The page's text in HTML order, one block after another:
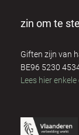
zin om te
Giften zijn van
BE96 5230
Lees hier